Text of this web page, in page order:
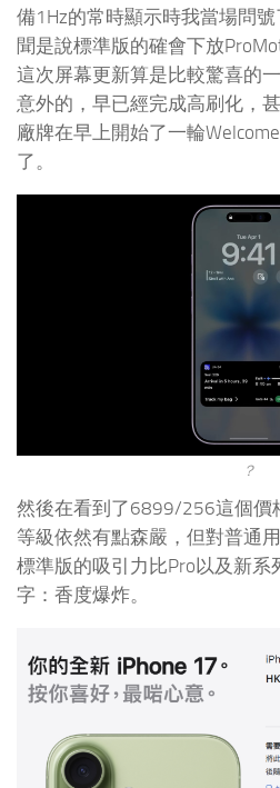
備1Hz的常時顯示時我當場問
聞是說標準版的確會下放
這次屏幕更新算是比較驚喜的
意外的，早已經完成高刷化，
廠牌在早上開始了一輪
了。
？
然後在看到了6899/256這個價
等級依然有點森嚴，但對普通
標準版的吸引力比Pro以及新系
字：香度爆炸。